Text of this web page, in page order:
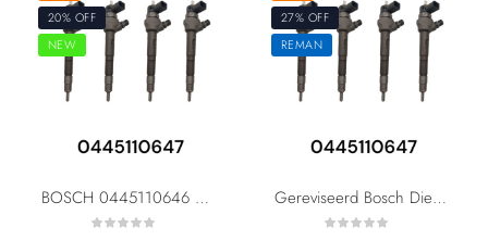
20% OFF
NEW
BOSCH 0445110646 0445110647 03L130277J 03L130277Q For Audi Skoda Seat Volkswagen 2.0 TDI
27% OFF
REMAN
Gereviseerd Bosch Diesel Injector 0445110646 0445110647 03L130277J 03L130277Q For Audi Skoda Seat Volkswagen 2.0 TDI